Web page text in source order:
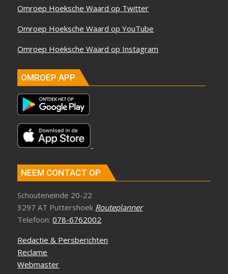
Omroep Hoeksche Waard op Twitter
Omroep Hoeksche Waard op YouTube
Omroep Hoeksche Waard op Instagram
OMROEP APP
NEEM CONTACT OP
Schouteneinde 20-22
3297 AT Puttershoek Routeplanner
Telefoon:078-6762002
Redactie & Persberichten
Reclame
Webmaster